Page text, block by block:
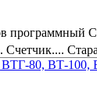
программный
80, ВТ-100,